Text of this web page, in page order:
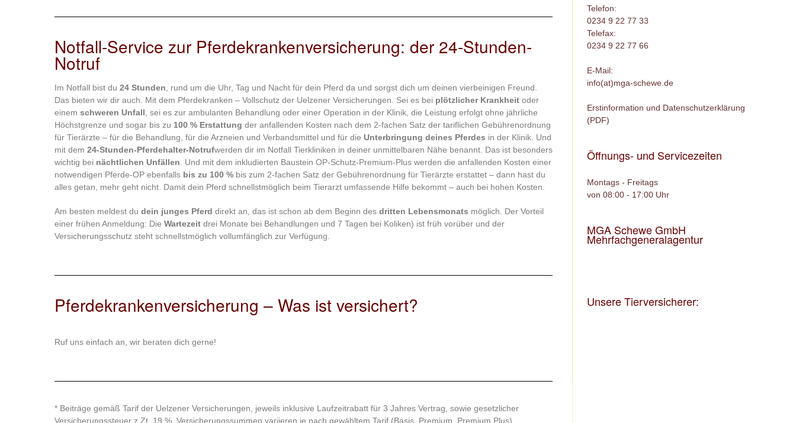
Notfall-Service zur Pferdekrankenversicherung: der 24-Stunden-
Notruf
Im Notfall bist du 24 Stunden, rund um die Uhr, Tag und Nacht für dein Pferd da und sorgst dich um deinen vierbeinigen Freund.
Das bieten wir dir auch. Mit dem Pferdekranken – Vollschutz der Uelzener Versicherungen. Sei es bei plötzlicher Krankheit oder
einem schweren Unfall, sei es zur ambulanten Behandlung oder einer Operation in der Klinik, die Leistung erfolgt ohne jährliche
Höchstgrenze und sogar bis zu 100 % Erstattung der anfallenden Kosten nach dem 2-fachen Satz der tariflichen Gebührenordnung
für Tierärzte – für die Behandlung, für die Arzneien und Verbandsmittel und für die Unterbringung deines Pferdes in der Klinik. Und
mit dem 24-Stunden-Pferdehalter-Notrufwerden dir im Notfall Tierkliniken in deiner unmittelbaren Nähe benannt. Das ist besonders
wichtig bei nächtlichen Unfällen. Und mit dem inkludierten Baustein OP-Schutz-Premium-Plus werden die anfallenden Kosten einer
notwendigen Pferde-OP ebenfalls bis zu 100 % bis zum 2-fachen Satz der Gebührenordnung für Tierärzte erstattet – dann hast du
alles getan, mehr geht nicht. Damit dein Pferd schnellstmöglich beim Tierarzt umfassende Hilfe bekommt – auch bei hohen Kosten.
Am besten meldest du dein junges Pferd direkt an, das ist schon ab dem Beginn des dritten Lebensmonats möglich. Der Vorteil
einer frühen Anmeldung: Die Wartezeit drei Monate bei Behandlungen und 7 Tagen bei Koliken) ist früh vorüber und der
Versicherungsschutz steht schnellstmöglich vollumfänglich zur Verfügung.
Pferdekrankenversicherung – Was ist versichert?
Ruf uns einfach an, wir beraten dich gerne!
* Beiträge gemäß Tarif der Uelzener Versicherungen, jeweils inklusive Laufzeitrabatt für 3 Jahres Vertrag, sowie gesetzlicher
Versicherungssteuer z.Zt. 19 %. Versicherungssummen variieren je nach gewähltem Tarif (Basis, Premium, Premium Plus)
Telefon:
0234 9 22 77 33
Telefax:
0234 9 22 77 66
E-Mail:
info(at)mga-schewe.de
Erstinformation und Datenschutzerklärung
(PDF)
Öffnungs- und Servicezeiten
Montags - Freitags
von 08:00 - 17:00 Uhr
MGA Schewe GmbH
Mehrfachgeneralagentur
Unsere Tierversicherer: